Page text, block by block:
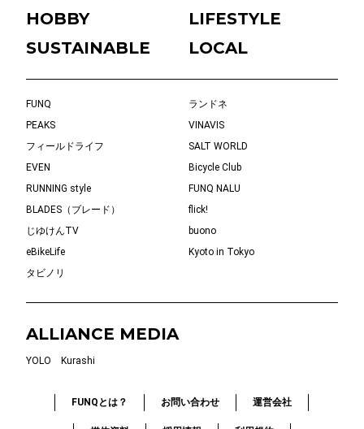
HOBBY
LIFESTYLE
SUSTAINABLE
LOCAL
FUNQ
ランドネ
PEAKS
VINAVIS
フィールドライフ
SALT WORLD
EVEN
Bicycle Club
RUNNING style
FUNQ NALU
BLADES（ブレード）
flick!
じゆけんTV
buono
eBikeLife
Kyoto in Tokyo
タビノリ
ALLIANCE MEDIA
YOLO Kurashi
FUNQとは？ お問い合わせ 運営会社